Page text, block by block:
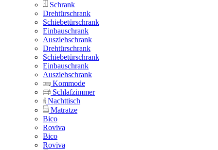
Schrank
Drehtürschrank
Schiebetürschrank
Einbauschrank
Ausziehschrank
Drehtürschrank
Schiebetürschrank
Einbauschrank
Ausziehschrank
Kommode
Schlafzimmer
Nachttisch
Matratze
Bico
Roviva
Bico
Roviva